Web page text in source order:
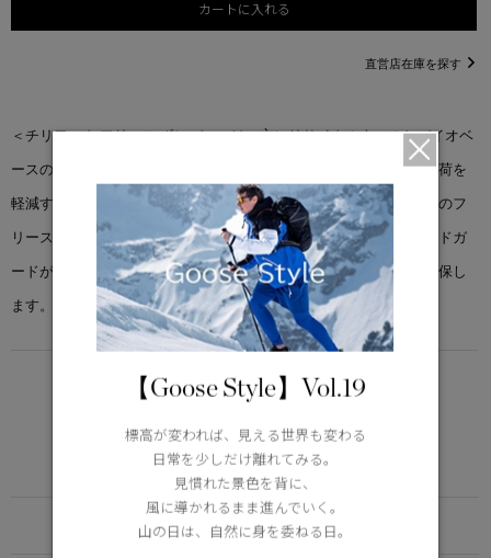
カートに入れる
直営店在庫を探す
＜チリワック フリース ボンバー＞は、主にリサイクルウールとバイオベ
ースの繊維を主原料とするカインドフリースを使用し、地球への負荷を
軽減するというカナダグースのミッションをサポートする次世代型のフ
リースです。ドローコードで調節可能なフード、フロントのウインドガ
ードが特徴です。リブニットの裾と袖口で快適性と動きやすさを確保し
ます。
LIGHTWEIGHT
5°C / -5°C
アクティブな活動に適した軽さ
Learn more about TEI
FUNCTION
【Goose Style】Vol.19
標高が変われば、見える世界も変わる
日常を少しだけ離れてみる。
見慣れた景色を背に、
風に導かれるまま進んでいく。
山の日は、自然に身を委ねる日。